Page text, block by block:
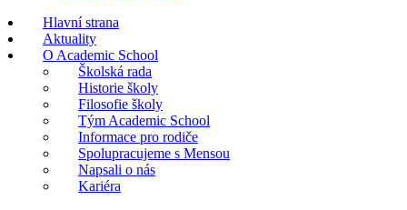
Hlavní strana
Aktuality
O Academic School
Školská rada
Historie školy
Filosofie školy
Tým Academic School
Informace pro rodiče
Spolupracujeme s Mensou
Napsali o nás
Kariéra